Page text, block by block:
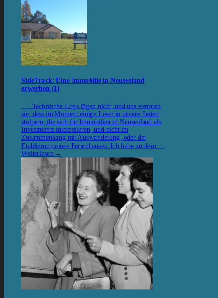
SideTrack: Eine Immobilie in Neuseeland
erwerben (1)
Technische Logs lügen nicht, und uns verraten
sie, dass im Moment einige Leser in unsere Seiten
stolpern, die sich für Immobilien in Neuseeland als
Investments interessieren, und nicht im
Zusammenhang mit Auswanderung, oder der
Etablierung eines Ferienhauses. Ich habe zu dem …
Weiterlesen →